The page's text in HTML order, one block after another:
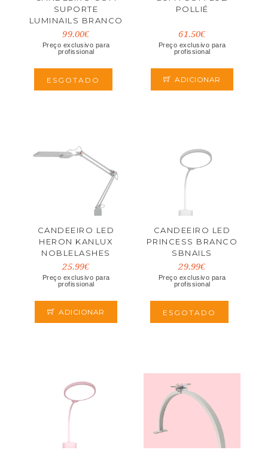
SUPORTE
LUMINAILS BRANCO
99.00€
Preço exclusivo para
profissional
ESGOTADO
POLLIÉ
61.50€
Preço exclusivo para
profissional
ADICIONAR
CANDEEIRO LED
HERON KANLUX
NOBLELASHES
25.99€
Preço exclusivo para
profissional
ADICIONAR
CANDEEIRO LED
PRINCESS BRANCO
SBNAILS
29.99€
Preço exclusivo para
profissional
ESGOTADO